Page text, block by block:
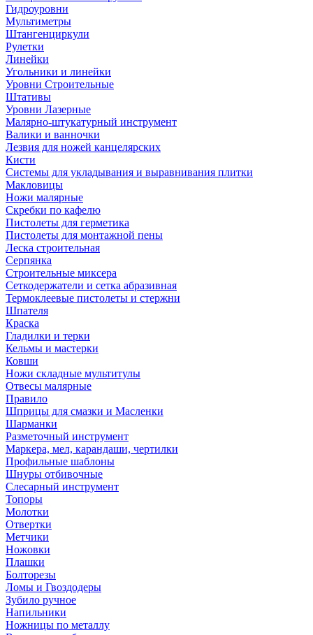
Гидроуровни
Мультиметры
Штангенциркули
Рулетки
Линейки
Угольники и линейки
Уровни Строительные
Штативы
Уровни Лазерные
Малярно-штукатурный инструмент
Валики и ванночки
Лезвия для ножей канцелярских
Кисти
Системы для укладывания и выравнивания плитки
Макловицы
Ножи малярные
Скребки по кафелю
Пистолеты для герметика
Пистолеты для монтажной пены
Леска строительная
Серпянка
Строительные миксера
Сеткодержатели и сетка абразивная
Термоклеевые пистолеты и стержни
Шпателя
Краска
Гладилки и терки
Кельмы и мастерки
Ковши
Ножи складные мультитулы
Отвесы малярные
Правило
Шприцы для смазки и Масленки
Шарманки
Разметочный инструмент
Маркера, мел, карандаши, чертилки
Профильные шаблоны
Шнуры отбивочные
Слесарный инструмент
Топоры
Молотки
Отвертки
Метчики
Ножовки
Плашки
Болторезы
Ломы и Гвоздодеры
Зубило ручное
Напильники
Ножницы по металлу